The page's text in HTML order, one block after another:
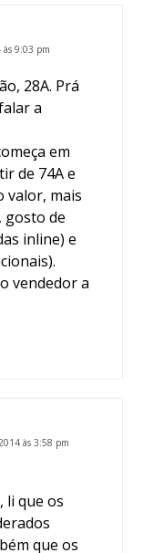
9:03 pm
28A. Prá
a
em
de 74A e
valor, mais
gosto de
inline) e
vendedor a
às 3:58 pm
li que os
que os